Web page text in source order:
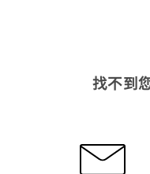
找不到